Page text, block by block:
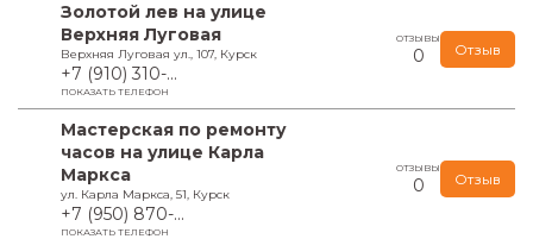
Золотой лев на улице
Верхняя Луговая
Верхняя Луговая ул., 107, Курск
+7 (910) 310-...
ПОКАЗАТЬ ТЕЛЕФОН
ОТЗЫВЫ
0 Отзыв
Мастерская по ремонту
часов на улице Карла
Маркса
ул. Карла Маркса, 51, Курск
+7 (950) 870-...
ПОКАЗАТЬ ТЕЛЕФОН
ОТЗЫВЫ
0 Отзыв